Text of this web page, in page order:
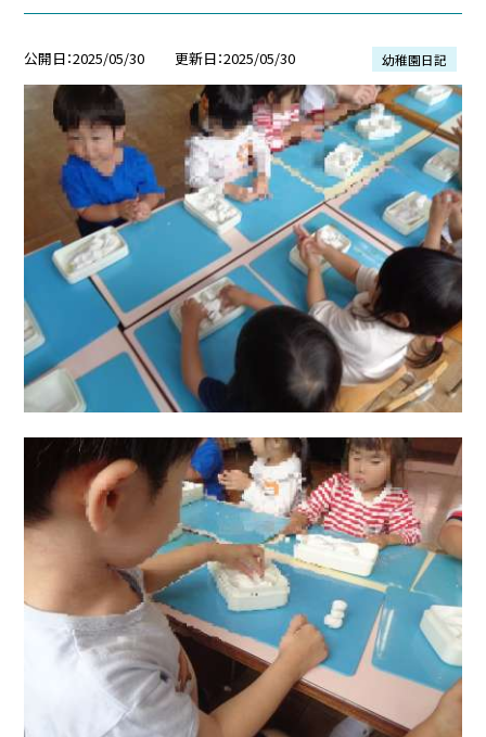
公開日 2025/05/30 更新日 2025/05/30 幼稚園日記